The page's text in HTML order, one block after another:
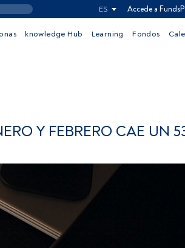
ES Accede a
knowledge Hub Learning Fondos
Y FEBRERO CAE UN